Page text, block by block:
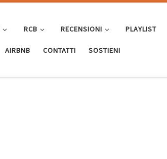
RCB RECENSIONI PLAYLIST
AIRBNB CONTATTI SOSTIENI